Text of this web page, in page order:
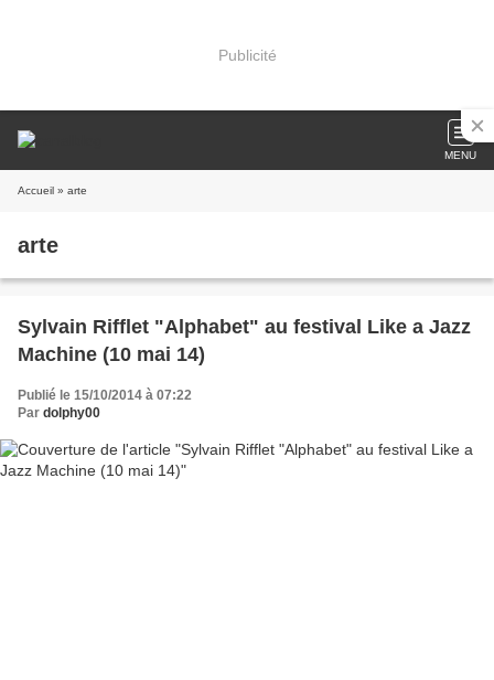
Publicité
MENU
Accueil » arte
arte
Sylvain Rifflet "Alphabet" au festival Like a Jazz
Machine (10 mai 14)
Publié le 15/10/2014 à 07:22
Par dolphy00